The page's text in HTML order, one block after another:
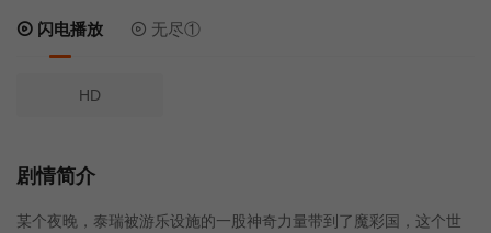
闪电播放 无尽①
HD
剧情简介
某个夜晚，泰瑞被游乐设施的一股神奇力量带到了魔彩国，这个世